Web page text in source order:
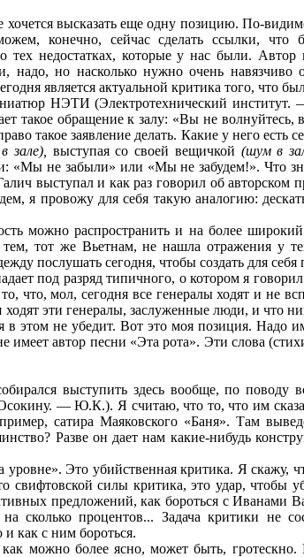
высказать еще одну позицию. По-
конечно, сейчас сделать ссылки, что
тех недостатках, которые у нас были.
надо, но насколько нужно очень навязчиво
является актуальной критика того, что
НЭТИ (Электротехнический институт.
такое обращение к залу: «Вы не волнуйтесь,
такое заявление делать. Какие у него есть
зале), выступая со своей вещичкой (шум в
«Мы не забыли» или «Мы не забудем!». Что
выступал и как раз говорил об авторском
я провожу для себя такую аналогию:
можно распространить и на более
тот же Вьетнам, не нашла отражения у
послушать сегодня, чтобы создать для себя
под разряд типичного, о котором я
что, мол, сегодня все генералы ходят и не
ходят эти генералы, заслуженные люди, и что
этом не убедит. Вот это моя позиция. Надо
имеет автор песни «Эта рота». Эти слова
выступить здесь вообще, по поводу
—Ю.К.). Я считаю, что то, что им
сатира Маяковского «Баня». Там
Разве он дает нам какие-нибудь
Это убийственная критика. Я скажу,
свифтовской силы критика, это удар, чтобы
предложений, как бороться с Иванами
сколько процентов... Задача критики не
как с ним бороться.
можно более ясно, может быть, гротескно.